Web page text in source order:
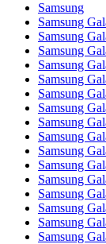
Samsung
Samsung
Samsung
Samsung
Samsung
Samsung
Samsung
Samsung
Samsung
Samsung
Samsung
Samsung
Samsung
Samsung
Samsung
Samsung
Samsung